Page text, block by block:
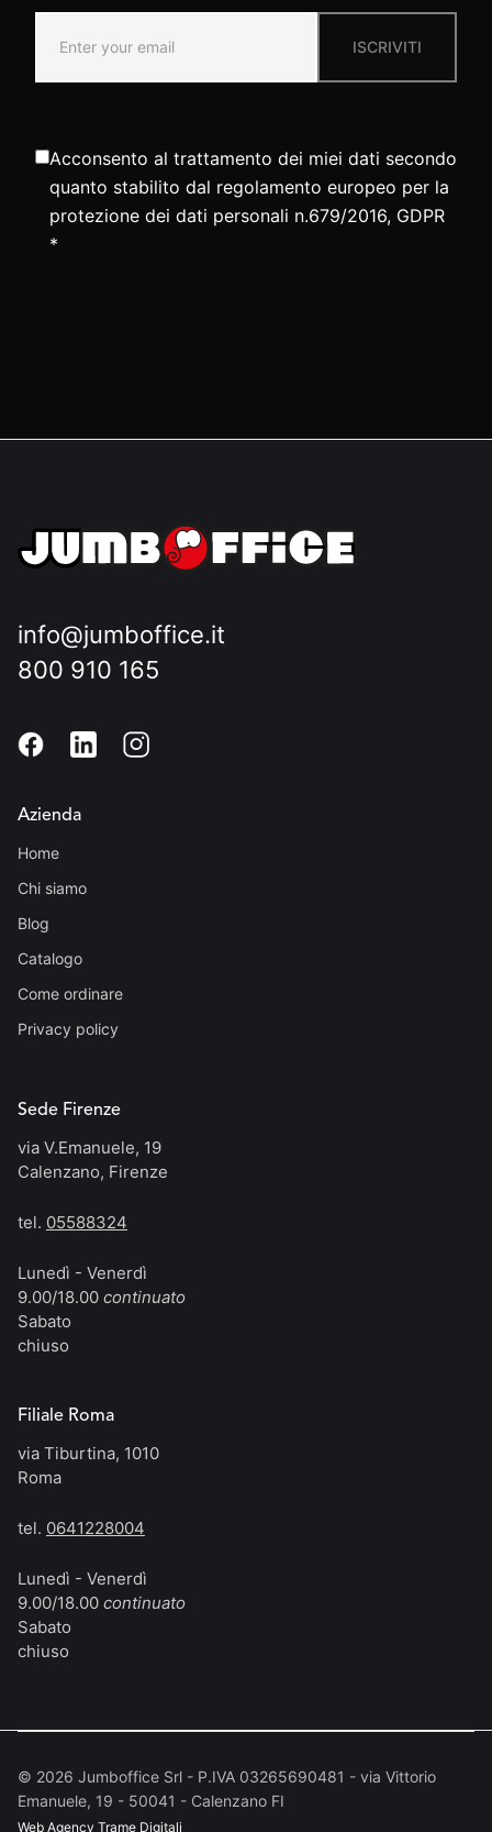
ISCRIVITI
Acconsento al trattamento dei miei dati secondo
quanto stabilito dal regolamento europeo per la
protezione dei dati personali n.679/2016, GDPR
*
info@jumboffice.it
800 910 165
Azienda
Home
Chi siamo
Blog
Catalogo
Come ordinare
Privacy policy
Sede Firenze
via V.Emanuele, 19
Calenzano, Firenze
tel. 05588324
Lunedì - Venerdì
9.00/18.00 continuato
Sabato
chiuso
Filiale Roma
via Tiburtina, 1010
Roma
tel. 0641228004
Lunedì - Venerdì
9.00/18.00 continuato
Sabato
chiuso
© 2026 Jumboffice Srl - P.IVA 03265690481 - via Vittorio
Emanuele, 19 - 50041 - Calenzano FI
Web Agency Trame Digitali